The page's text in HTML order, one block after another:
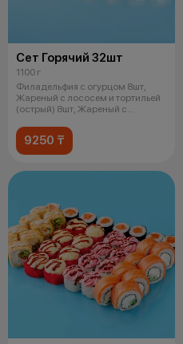
Сет Горячий 32шт
1100 г
Филадельфия с огурцом 8шт,
Жареный с лососем и тортильей
(острый) 8шт, Жареный с
9250 ₸